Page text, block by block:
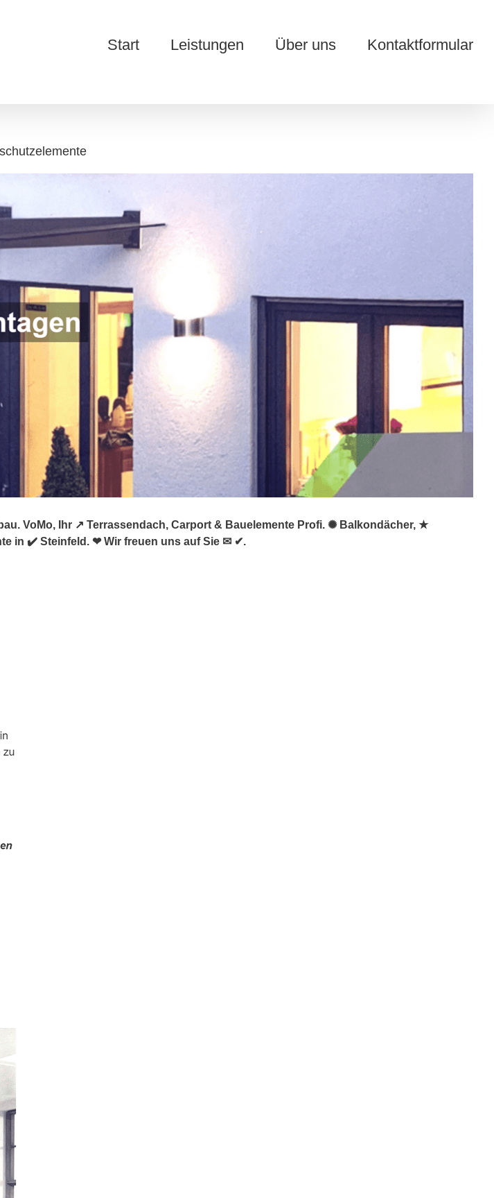
Start Leistungen Über uns Kontaktformular
VoMo, Ihr ↗️ Terrassendach, Carport & Bauelemente Profi. ✺ Balkondächer, ★
in ✔️ Steinfeld. ❤ Wir freuen uns auf Sie ✉ ✔.